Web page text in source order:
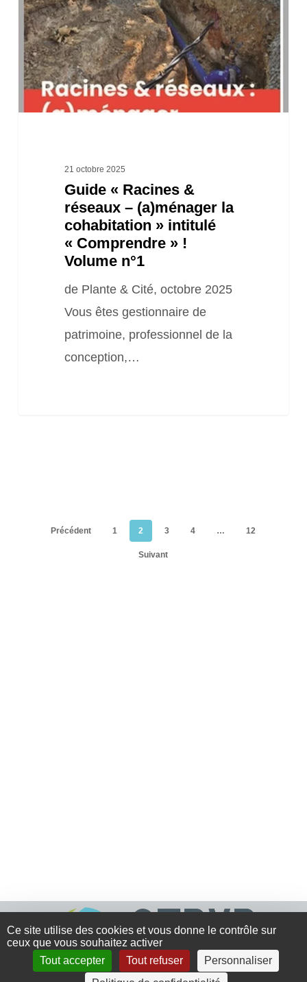
réseaux
–
(a)ménager
la
cohabitation »
21 octobre 2025
Guide « Racines &
réseaux – (a)ménager la
cohabitation » intitulé
« Comprendre » !
Volume n°1
de Plante & Cité, octobre 2025
Vous êtes gestionnaire de
patrimoine, professionnel de la
conception,…
Précédent 1 2 3 4 … 12
Suivant
Ce site utilise des cookies et vous donne le contrôle sur
ceux que vous souhaitez activer
Tout accepter
Tout refuser
Personnaliser